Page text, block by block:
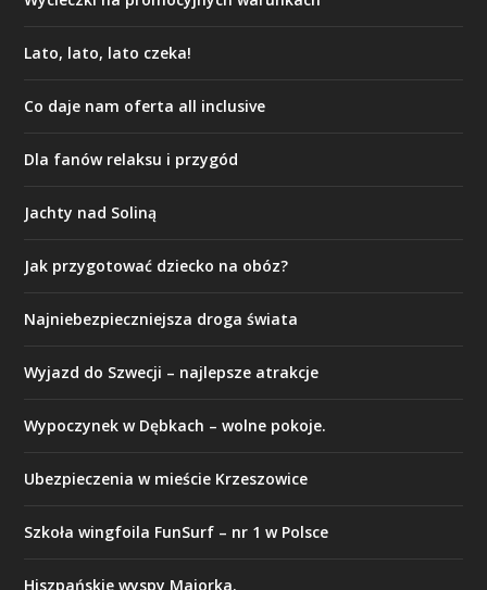
Lato, lato, lato czeka!
Co daje nam oferta all inclusive
Dla fanów relaksu i przygód
Jachty nad Soliną
Jak przygotować dziecko na obóz?
Najniebezpieczniejsza droga świata
Wyjazd do Szwecji – najlepsze atrakcje
Wypoczynek w Dębkach – wolne pokoje.
Ubezpieczenia w mieście Krzeszowice
Szkoła wingfoila FunSurf – nr 1 w Polsce
Hiszpańskie wyspy Majorka.